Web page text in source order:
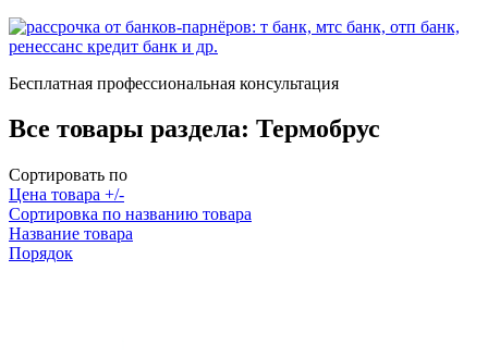
Бесплатная профессиональная консультация
Все товары раздела: Термобрус
Сортировать по
Цена товара +/-
Сортировка по названию товара
Название товара
Порядок